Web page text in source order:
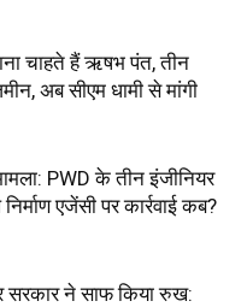
चाहते हैं ऋषभ पंत, तीन
अब सीएम धामी से मांगी
PWD के तीन इंजीनियर
एजेंसी पर कार्रवाई कब?
सरकार ने साफ किया रुख: